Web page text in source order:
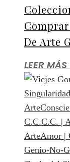
De Arte
LEER